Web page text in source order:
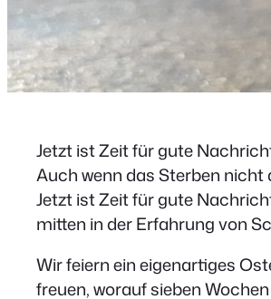
Jetzt ist Zeit für gute
Auch wenn das Sterben
Jetzt ist Zeit für gute
mitten in der Erfahrung von
Wir feiern ein eigenartiges
freuen, worauf sieben